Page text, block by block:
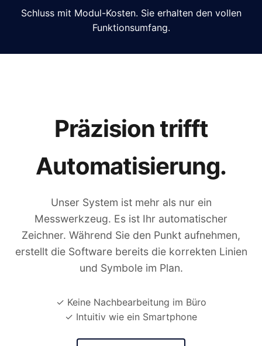
Schluss mit Modul-Kosten. Sie erhalten den vollen
Funktionsumfang.
Präzision trifft
Automatisierung.
Unser System ist mehr als nur ein
Messwerkzeug. Es ist Ihr automatischer
Zeichner. Während Sie den Punkt aufnehmen,
erstellt die Software bereits die korrekten Linien
und Symbole im Plan.
✓ Keine Nachbearbeitung im Büro
✓ Intuitiv wie ein Smartphone